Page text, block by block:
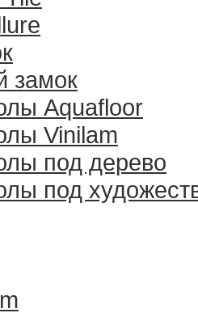
замок
Aquafloor
Vinilam
под дерево
под